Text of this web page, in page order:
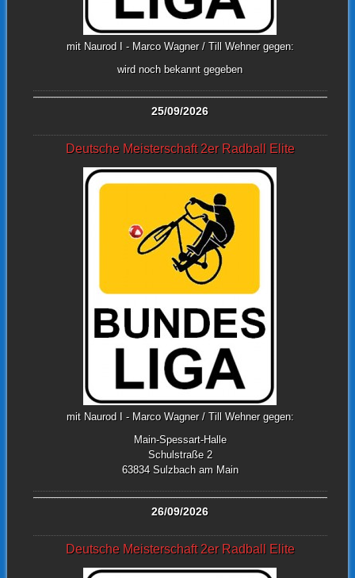
mit Naurod I - Marco Wagner / Till Wehner gegen:
wird noch bekannt gegeben
25/09/2026
Deutsche Meisterschaft 2er Radball Elite
mit Naurod I - Marco Wagner / Till Wehner gegen:
Main-Spessart-Halle
Schulstraße 2
63834 Sulzbach am Main
26/09/2026
Deutsche Meisterschaft 2er Radball Elite